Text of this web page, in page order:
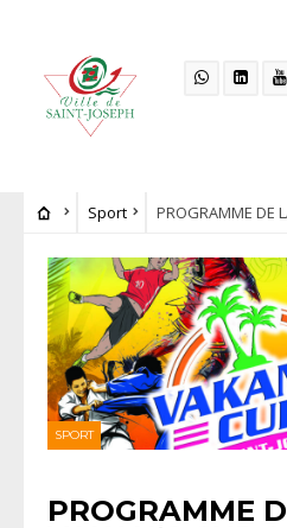
Sport PROGRAMME DE
SPORT
PROGRAMME